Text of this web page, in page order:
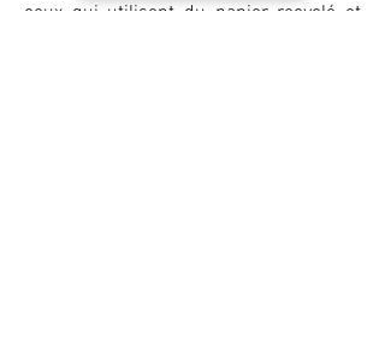
ceux qui utilisent du papier recyclé et